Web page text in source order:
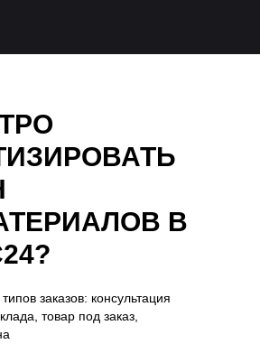
В
заказов: консультация
товар под заказ,